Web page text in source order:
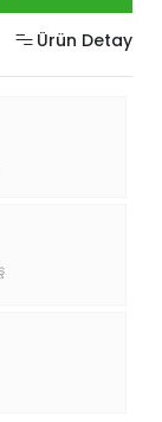
Ürün Detay